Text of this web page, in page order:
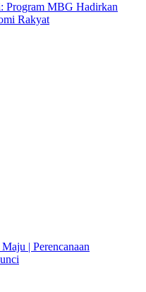
MBG Hadirkan
Rakyat
| Perencanaan